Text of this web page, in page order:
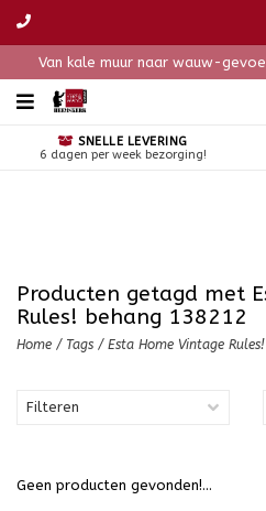
Van kale muur naar wauw-
SNELLE LEVERING
6 dagen per week bezorging!
Producten getagd met
Rules! behang 138212
Home / Tags / Esta Home Vintage
Filteren
Geen producten gevonden!...